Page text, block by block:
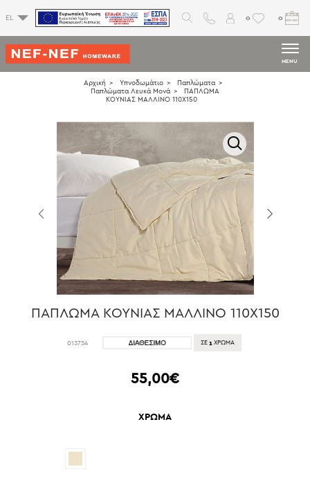
EL 0 0
MENU
Αρχική Υπνοδωμάτιο
Παπλώματα
Παπλώματα Λευκά Μονά
ΠΑΠΛΩΜΑ
ΚΟΥΝΙΑΣ ΜΑΛΛΙΝΟ 110X150
ΠΑΠΛΩΜΑ ΚΟΥΝΙΑΣ ΜΑΛΛΙΝΟ 110X150
013754 ΣΕ 1 ΧΡΩΜΑ
55,00€
ΧΡΩΜΑ